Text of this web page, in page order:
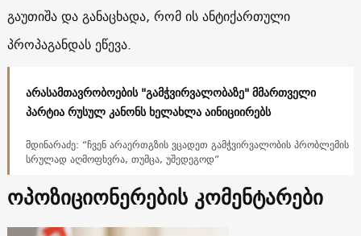
გაუთიშა და განაცხადა, რომ ის ანტიქართული
პროპაგანდას ეწევა.
არასამთავრობოების "გამჭვირვალობაზე" მმართველი
პარტია რუსულ კანონს ხელახლა აინიციირებს
მდინარაძე: “ჩვენ არაერთგზის ვცადეთ გამჭვირვალობის პრობლემის
სრულად აღმოფხვრა, თუმცა, უშედეგოდ”
ოპოზიციონერების კომენტარები